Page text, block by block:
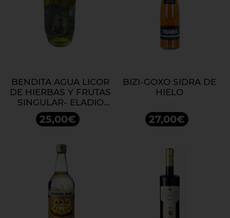
BENDITA AGUA LICOR
DE HIERBAS Y FRUTAS
SINGULAR- ELADIO
PIÑEIRO
25,00€
BIZI-GOXO SIDRA DE
HIELO
27,00€